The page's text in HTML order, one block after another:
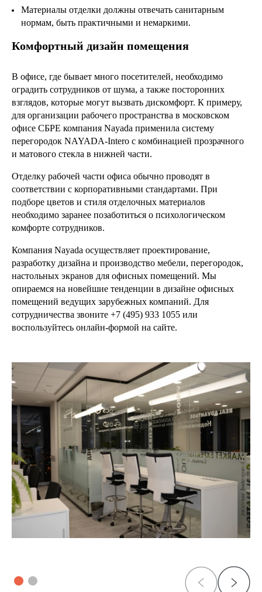
Материалы отделки должны отвечать санитарным
нормам, быть практичными и немаркими.
Комфортный дизайн помещения
В офисе, где бывает много посетителей, необходимо
оградить сотрудников от шума, а также посторонних
взглядов, которые могут вызвать дискомфорт. К примеру,
для организации рабочего пространства в московском
офисе СБРЕ компания Nayada применила систему
перегородок NAYADA-Intero с комбинацией прозрачного
и матового стекла в нижней части.
Отделку рабочей части офиса обычно проводят в
соответствии с корпоративными стандартами. При
подборе цветов и стиля отделочных материалов
необходимо заранее позаботиться о психологическом
комфорте сотрудников.
Компания Nayada осуществляет проектирование,
разработку дизайна и производство мебели, перегородок,
настольных экранов для офисных помещений. Мы
опираемся на новейшие тенденции в дизайне офисных
помещений ведущих зарубежных компаний. Для
сотрудничества звоните +7 (495) 933 1055 или
воспользуйтесь онлайн-формой на сайте.